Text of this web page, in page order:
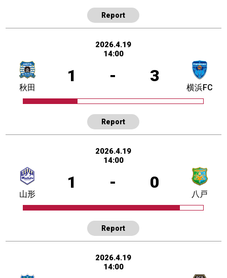
Report
2026.4.19
14:00
1 - 3
秋田 横浜FC
Report
2026.4.19
14:00
1 - 0
山形 八戸
Report
2026.4.19
14:00